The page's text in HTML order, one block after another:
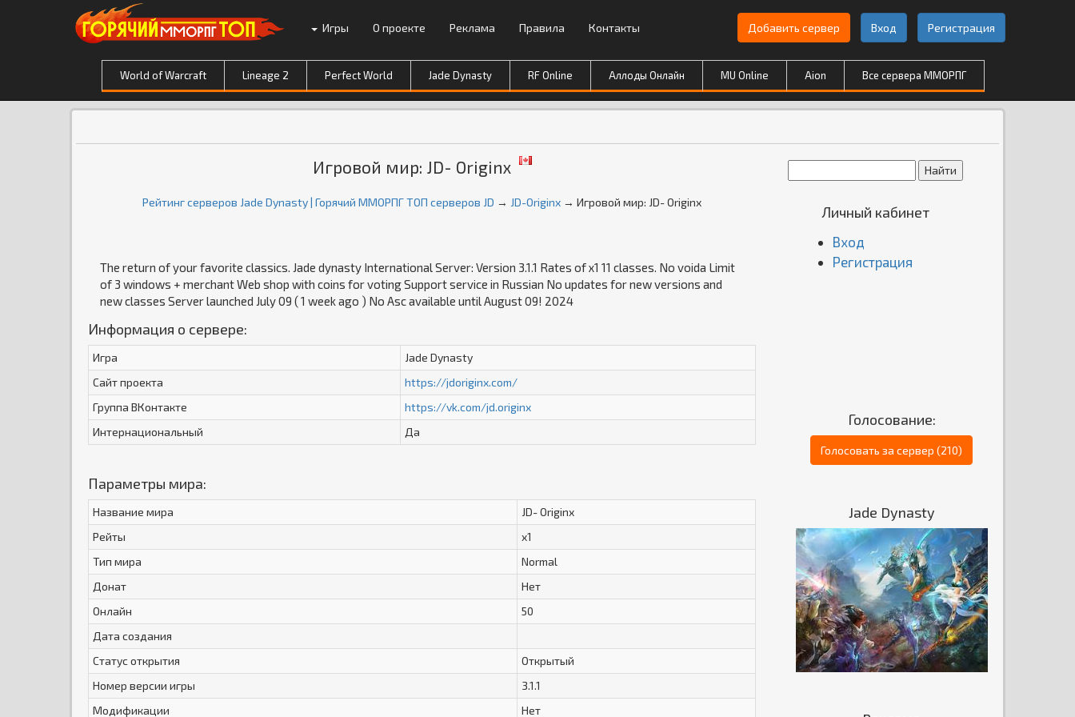
Игры О проекте Реклама Правила Контакты Добавить сервер Вход Регистрация
World of Warcraft Lineage 2 Perfect World Jade Dynasty RF Online Аллоды Онлайн MU Online Aion Все сервера ММОРПГ
Игровой мир: JD- Originx
Рейтинг серверов Jade Dynasty | Горячий ММОРПГ ТОП серверов JD → JD-Originx → Игровой мир: JD- Originx
The return of your favorite classics. Jade dynasty International Server: Version 3.1.1 Rates of x1 11 classes. No voida Limit
of 3 windows + merchant Web shop with coins for voting Support service in Russian No updates for new versions and
new classes Server launched July 09 ( 1 week ago ) No Asc available until August 09! 2024
Информация о сервере:
Игра
Jade Dynasty
Сайт проекта
https://jdoriginx.com/
Группа ВКонтакте
https://vk.com/jd.originx
Интернациональный
Да
Параметры мира:
Название мира
JD- Originx
Рейты
x1
Тип мира
Normal
Донат
Нет
Онлайн
50
Дата создания
Статус открытия
Открытый
Номер версии игры
3.1.1
Модификации
Нет
Личный кабинет
Вход
Регистрация
Голосование:
Голосовать за сервер (210)
Jade Dynasty